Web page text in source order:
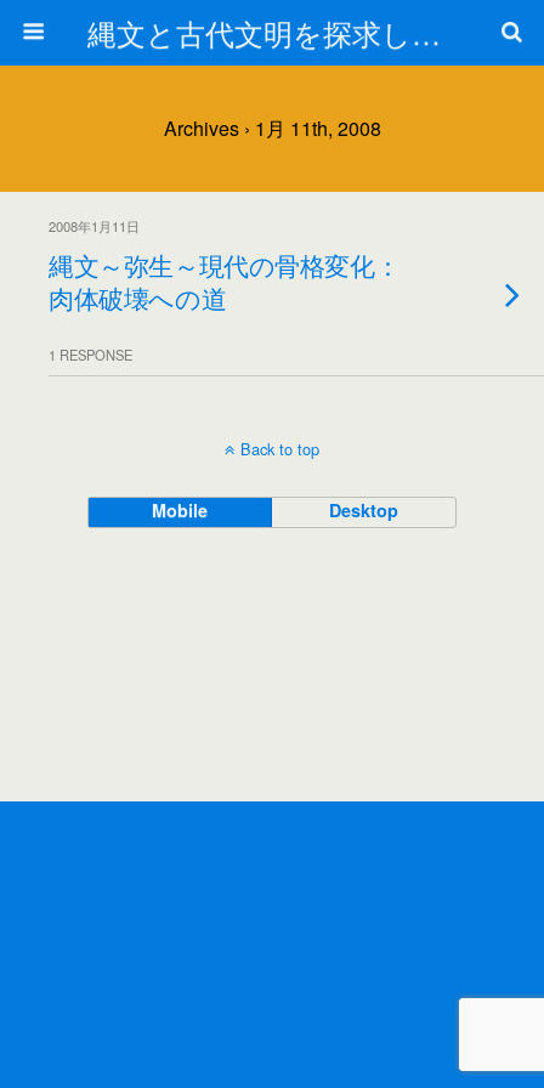
縄文と古代文明を探求しよう！
Archives › 1月 11th, 2008
2008年1月11日
縄文～弥生～現代の骨格変化：
肉体破壊への道
1 RESPONSE
Back to top
Mobile Desktop